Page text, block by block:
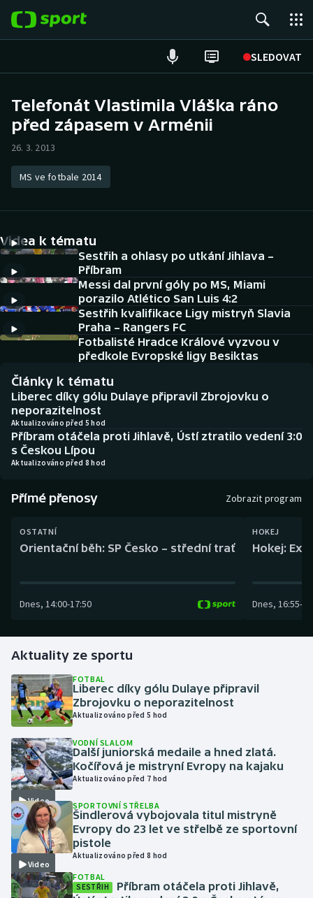
SLEDOVAT
Hokej
Atletika
DALŠÍ SPORTY
Americký fotbal
Baseball a softbal
Biatlon
Boby a skeleton
Box
Curling
Dostihy
Gymnastika
Házená
Jezdectví
Judo
Krasobruslení
Lezení
Lyže a snowboard
Moderní pětiboj
NEPŘEHLÉDNĚTE
Historické návraty
Aplikace ČT sport
AZ kvíz
Telefonát Vlastimila Vláška ráno
před zápasem v Arménii
26. 3. 2013
MS ve fotbale 2014
Videa k tématu
Sestřih a ohlasy po utkání Jihlava –
Příbram
Messi dal první góly po MS, Miami
porazilo Atlético San Luis 4:2
Sestřih kvalifikace Ligy mistryň Slavia
Praha – Rangers FC
Fotbalisté Hradce Králové vyzvou v
předkole Evropské ligy Besiktas
Články k tématu
Liberec díky gólu Dulaye připravil Zbrojovku o
neporazitelnost
Aktualizováno před 5 hod
Příbram otáčela proti Jihlavě, Ústí ztratilo vedení 3:0
s Českou Lípou
Aktualizováno před 8 hod
Přímé přenosy Zobrazit program
OSTATNÍ
Orientační běh: SP Česko – střední trať
Dnes, 14:00-17:50
HOKEJ
Hokej:
Dnes, 16:55-
Aktuality ze sportu
FOTBAL
Liberec díky gólu Dulaye připravil
Zbrojovku o neporazitelnost
Aktualizováno před 5 hod
Video
VODNÍ SLALOM
Další juniorská medaile a hned zlatá.
Kočířová je mistryní Evropy na kajaku
Aktualizováno před 7 hod
Video
SPORTOVNÍ STŘELBA
Šindlerová vybojovala titul mistryně
Evropy do 23 let ve střelbě ze sportovní
pistole
Aktualizováno před 8 hod
FOTBAL
SESTŘIH
Příbram otáčela proti Jihlavě,